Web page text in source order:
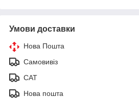
Умови доставки
Нова Пошта
Самовивіз
САТ
Нова пошта